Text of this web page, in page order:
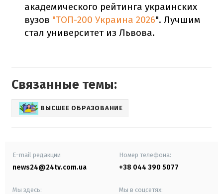
академического рейтинга украинских
вузов "ТОП-200 Украина 2026". Лучшим
стал университет из Львова.
Связанные темы:
ВЫСШЕЕ ОБРАЗОВАНИЕ
E-mail редакции
news24@24tv.com.ua
Номер телефона:
+38 044 390 5077
Мы здесь: Мы в соцсетях: